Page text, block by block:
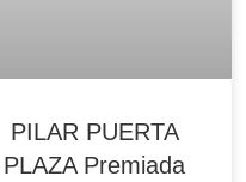
PILAR PUERTA
PLAZA Premiada